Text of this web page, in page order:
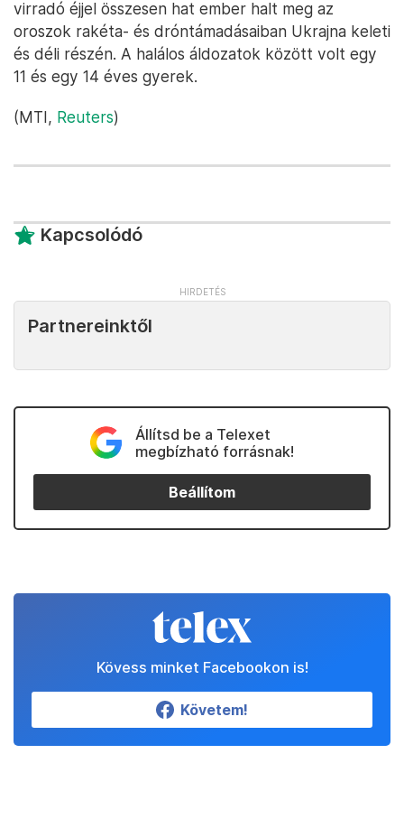
virradó éjjel összesen hat ember halt meg az
oroszok rakéta- és dróntámadásaiban Ukrajna keleti
és déli részén. A halálos áldozatok között volt egy
11 és egy 14 éves gyerek.
(MTI, Reuters)
Kapcsolódó
Partnereinktől
Állítsd be a Telexet
megbízható forrásnak!
Beállítom
Kövess minket Facebookon is!
Követem!